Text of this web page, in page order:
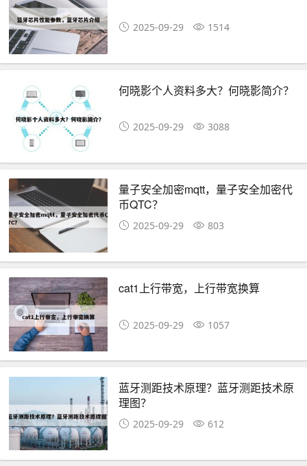
2025-09-29 1514
何晓影个人资料多大？何晓影简介？
2025-09-29 3088
量子安全加密mqtt，量子安全加密代
币QTC？
2025-09-29 803
cat1上行带宽，上行带宽换算
2025-09-29 1057
蓝牙测距技术原理？蓝牙测距技术原
理图？
2025-09-29 612